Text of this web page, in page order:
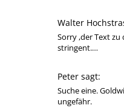
Walter
Sorry ,der Text zu
stringent.…
Peter sagt:
Suche eine.
ungefähr.